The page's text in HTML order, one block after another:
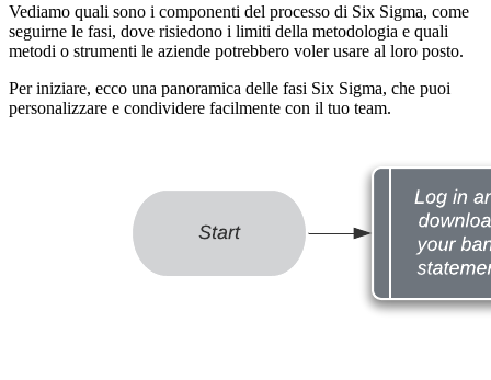
Vediamo quali sono i componenti del processo di Six Sigma, come
seguirne le fasi, dove risiedono i limiti della metodologia e quali
metodi o strumenti le aziende potrebbero voler usare al loro posto.
Per iniziare, ecco una panoramica delle fasi Six Sigma, che puoi
personalizzare e condividere facilmente con il tuo team.